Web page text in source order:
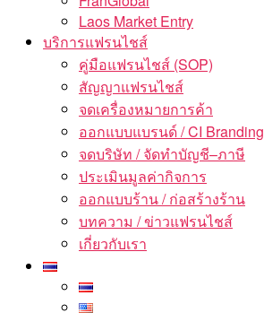
Laos Market Entry
บริการแฟรนไชส์
คู่มือแฟรนไชส์ (SOP)
สัญญาแฟรนไชส์
จดเครื่องหมายการค้า
ออกแบบแบรนด์ / CI Branding
จดบริษัท / จัดทำบัญชี–ภาษี
ประเมินมูลค่ากิจการ
ออกแบบร้าน / ก่อสร้างร้าน
บทความ / ข่าวแฟรนไชส์
เกี่ยวกับเรา